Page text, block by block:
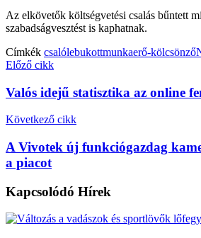
Az elkövetők költségvetési csalás bűntett
szabadságvesztést is kaphatnak.
Címkék csalólebukottmunkaerő-kölcsönző
Előző cikk
Valós idejű statisztika az online
Következő cikk
A Vivotek új funkciógazdag
a piacot
Kapcsolódó Hírek